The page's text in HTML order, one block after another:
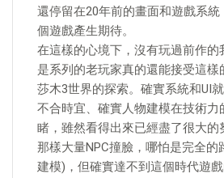
還停留在20年前的畫面和遊戲系
個遊戲產生期待。
在這樣的心境下，沒有玩過前作的
是系列的老玩家真的還能接受這樣
莎木3世界的探索。確實系統和UI
不合時宜、確實人物建模在技術力
睹，雖然看得出來已經盡了很大的
那樣大量NPC撞臉，哪怕是完全的
建模)，但確實達不到這個時代遊